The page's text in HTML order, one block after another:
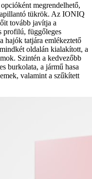
megrendelhető,
tükrök. Az IONIQ
tovább javítja a
profilú, függőleges
hajók tatjára emlékeztető
oldalán kialakított, a
Szintén a kedvezőbb
burkolata, a jármű hasa
valamint a szűkített